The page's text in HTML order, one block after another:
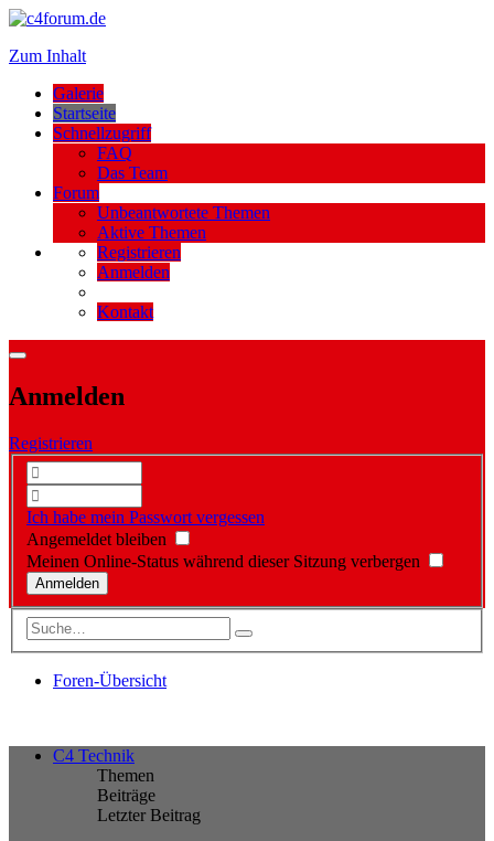
Zum Inhalt
Galerie
Startseite
Schnellzugriff
FAQ
Das Team
Forum
Unbeantwortete Themen
Aktive Themen
Registrieren
Anmelden
Kontakt
Anmelden
Registrieren
Ich habe mein Passwort vergessen
Angemeldet bleiben
Meinen Online-Status während dieser Sitzung verbergen
Foren-Übersicht
C4 Technik
Themen
Beiträge
Letzter Beitrag